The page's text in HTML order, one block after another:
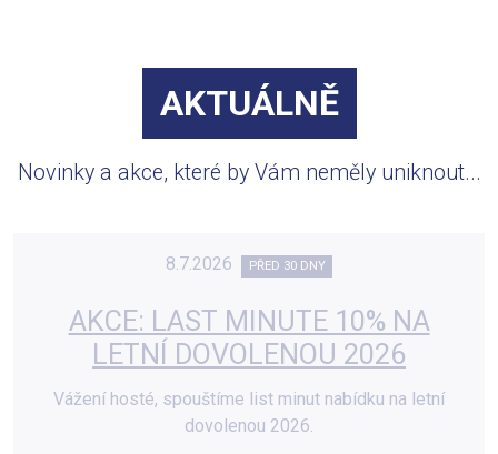
AKTUÁLNĚ
Novinky a akce, které by Vám neměly uniknout...
8.7.2026 PŘED 30 DNY
AKCE: LAST MINUTE 10% NA
LETNÍ DOVOLENOU 2026
Vážení hosté, spouštíme list minut nabídku na letní
dovolenou 2026.